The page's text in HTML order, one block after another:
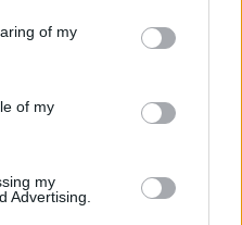
behaviour. You may click to
and its third-party tags to
purposes in below Google
of my
of my
my
Advertising.